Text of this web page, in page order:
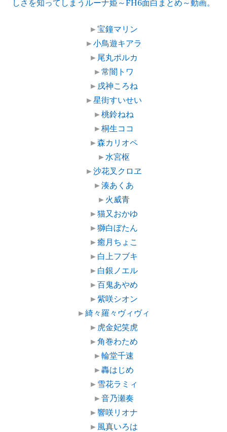
しさを知ってしまうルーナ姫～FH6面白まとめ～動画。
►宝鐘マリン
►小鳥遊キアラ
► 尾丸ポルカ
►常闇トワ
► 戌神ころね
►星街すいせい
►桃鈴ねね
►桐生ココ
►森カリオペ
► 水宮枢
►沙花叉クロヱ
►湊あくあ
► 火威青
►猫又おかゆ
►獅白ぼたん
►癒月ちょこ
► 白上フブキ
► 白銀ノエル
►百鬼あやめ
►紫咲シオン
►綺々羅々ヴィヴィ
► 虎金妃笑虎
►角巻わため
►輪堂千速
►轟はじめ
► 雪花ラミィ
►音乃瀬奏
►響咲リオナ
► 風真いろは